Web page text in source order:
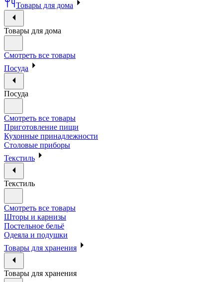
Товары для дома
Товары для дома
Смотреть все товары
Посуда
Посуда
Смотреть все товары
Приготовление пищи
Кухонные принадлежности
Столовые приборы
Текстиль
Текстиль
Смотреть все товары
Шторы и карнизы
Постельное бельё
Одеяла и подушки
Товары для хранения
Товары для хранения